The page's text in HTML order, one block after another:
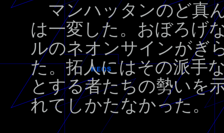
マンハッタンのど真
は一変した。おぼろげ
ルのネオンサインがぎ
た。拓人にはその派手
とする者たちの勢いを
れてしかたなかった。